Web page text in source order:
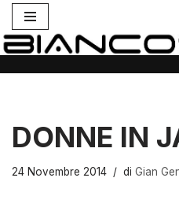
Vai
DONNE IN
24 Novembre 2014 di Gian